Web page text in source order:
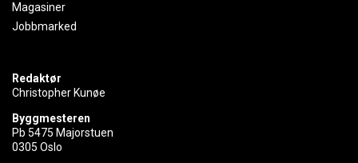
Magasiner
Jobbmarked
Redaktør
Christopher Kunøe
Byggmesteren
Pb 5475 Majorstuen
0305 Oslo